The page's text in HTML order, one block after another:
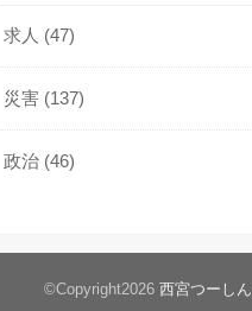
求人 (47)
災害 (137)
政治 (46)
©Copyright2026 西宮つーしん